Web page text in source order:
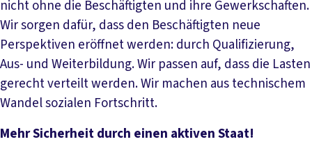
nicht ohne die Beschäftigten und ihre Gewerkschaften.
Wir sorgen dafür, dass den Beschäftigten neue
Perspektiven eröffnet werden: durch Qualifizierung,
Aus- und Weiterbildung. Wir passen auf, dass die Lasten
gerecht verteilt werden. Wir machen aus technischem
Wandel sozialen Fortschritt.
Mehr Sicherheit durch einen aktiven Staat!